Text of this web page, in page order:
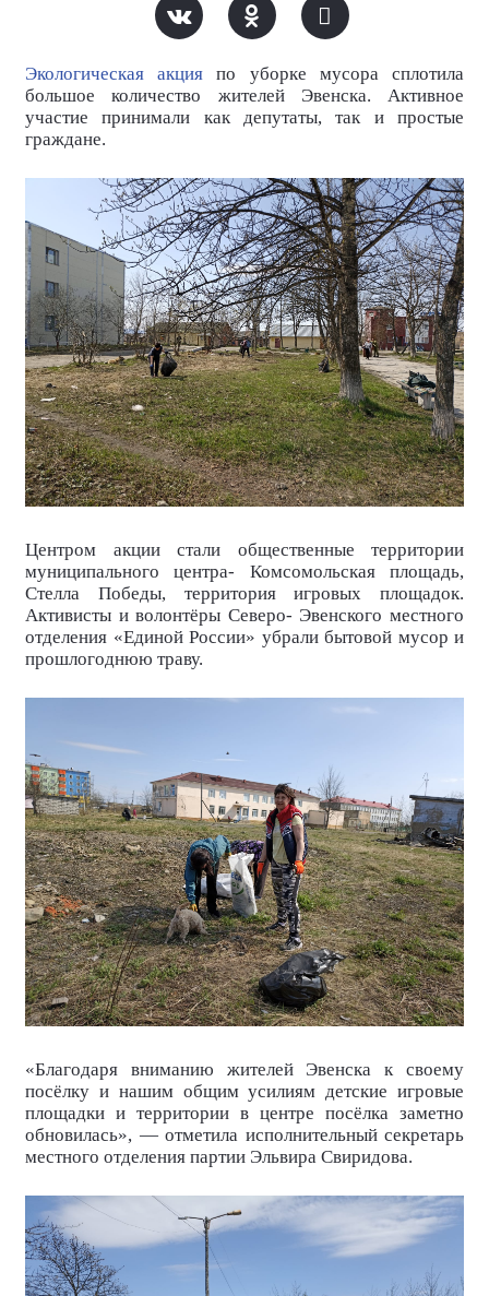
Экологическая акция по уборке мусора сплотила
большое количество жителей Эвенска. Активное
участие принимали как депутаты, так и простые
граждане.
Центром акции стали общественные территории
муниципального центра- Комсомольская площадь,
Стелла Победы, территория игровых площадок.
Активисты и волонтёры Северо- Эвенского местного
отделения «Единой России» убрали бытовой мусор и
прошлогоднюю траву.
«Благодаря вниманию жителей Эвенска к своему
посёлку и нашим общим усилиям детские игровые
площадки и территории в центре посёлка заметно
обновилась», — отметила исполнительный секретарь
местного отделения партии Эльвира Свиридова.